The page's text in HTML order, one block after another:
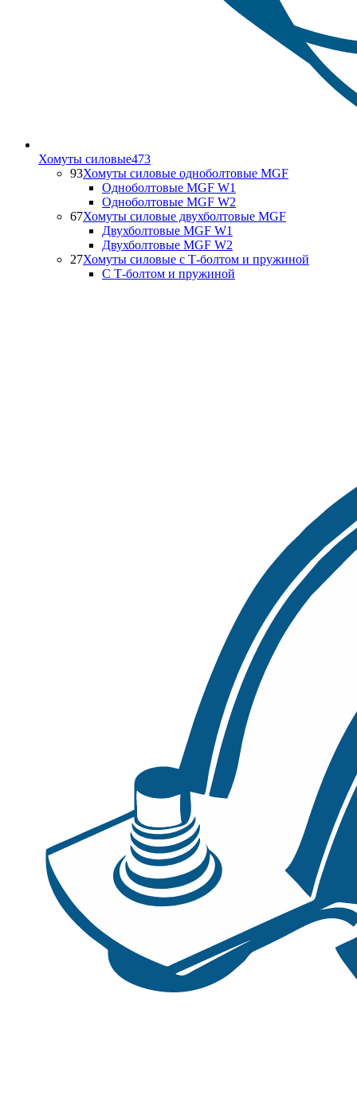
Хомуты силовые473
93Хомуты силовые одноболтовые MGF
Одноболтовые MGF W1
Одноболтовые MGF W2
67Хомуты силовые двухболтовые MGF
Двухболтовые MGF W1
Двухболтовые MGF W2
27Хомуты силовые с Т-болтом и пружиной
С Т-болтом и пружиной